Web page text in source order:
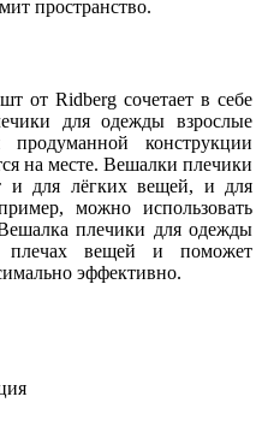
пространство.
от Ridberg сочетает в себе
для одежды взрослые
конструкции
на месте. Вешалки плечики
и для лёгких вещей, и для
можно использовать
плечики для одежды
плечах вещей и поможет
эффективно.